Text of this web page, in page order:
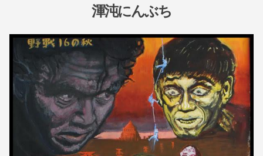
せ
渾沌にんぶち
2
0
5
月
A
D
@
Y